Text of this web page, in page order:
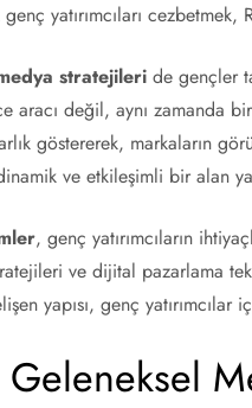
yatırımcıları
stratejileri de gençler
aracı değil, aynı zamanda
göstererek, markaların
ve etkileşimli bir alan
, genç yatırımcıların
ve dijital pazarlama
yapısı, genç